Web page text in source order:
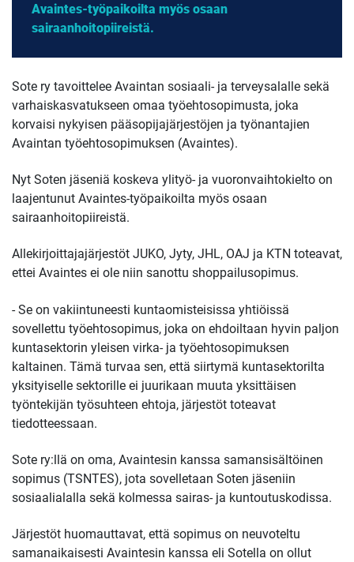
Avaintes-työpaikoilta myös osaan
sairaanhoitopiireistä.
Sote ry tavoittelee Avaintan sosiaali- ja terveysalalle sekä
varhaiskasvatukseen omaa työehtosopimusta, joka
korvaisi nykyisen pääsopijajärjestöjen ja työnantajien
Avaintan työehtosopimuksen (Avaintes).
Nyt Soten jäseniä koskeva ylityö- ja vuoronvaihtokielto on
laajentunut Avaintes-työpaikoilta myös osaan
sairaanhoitopiireistä.
Allekirjoittajajärjestöt JUKO, Jyty, JHL, OAJ ja KTN toteavat,
ettei Avaintes ei ole niin sanottu shoppailusopimus.
- Se on vakiintuneesti kuntaomisteisissa yhtiöissä
sovellettu työehtosopimus, joka on ehdoiltaan hyvin paljon
kuntasektorin yleisen virka- ja työehtosopimuksen
kaltainen. Tämä turvaa sen, että siirtymä kuntasektorilta
yksityiselle sektorille ei juurikaan muuta yksittäisen
työntekijän työsuhteen ehtoja, järjestöt toteavat
tiedotteessaan.
Sote ry:llä on oma, Avaintesin kanssa samansisältöinen
sopimus (TSNTES), jota sovelletaan Soten jäseniin
sosiaalialalla sekä kolmessa sairas- ja kuntoutuskodissa.
Järjestöt huomauttavat, että sopimus on neuvoteltu
samanaikaisesti Avaintesin kanssa eli Sotella on ollut